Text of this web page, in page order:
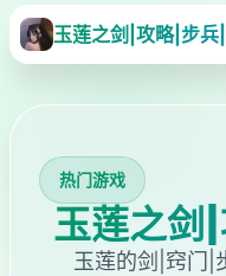
玉莲之剑|攻略|步兵
热门游戏
玉莲之剑
玉莲的剑|窍门|